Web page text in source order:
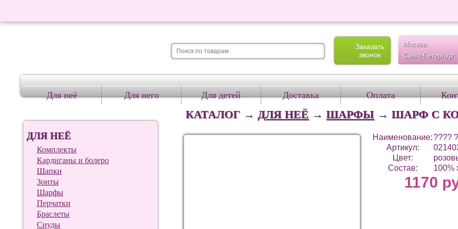
Заказать
звонок
Москва
Санкт-Петербург
Для неё Для него Для детей Доставка Оплата
ДЛЯ НЕЁ
Комплекты
Кардиганы и болеро
Шапки
Зонты
Шарфы
Перчатки
Браслеты
Снуды
КАТАЛОГ →ДЛЯ НЕЁ →ШАРФЫ →ШАРФ С
Наименование:????
Артикул:
Цвет:
Состав:
100%
1170